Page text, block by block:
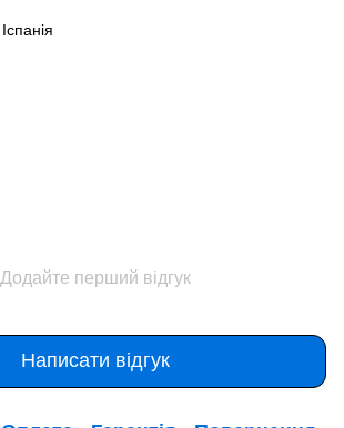
Іспанія
Додайте перший відгук
Написати відгук